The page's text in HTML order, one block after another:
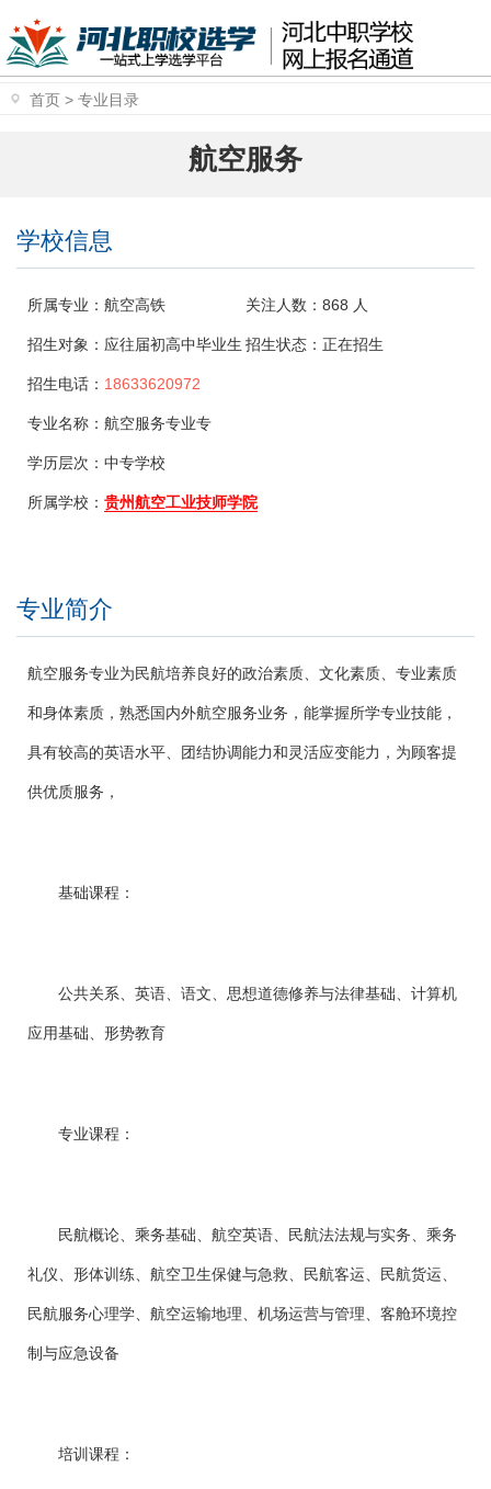
首页 > 专业目录
航空服务
学校信息
所属专业： 航空高铁 关注人数： 868 人
招生对象： 应往届初高中毕业生 招生状态： 正在招生
招生电话： 18633620972
专业名称： 航空服务专业专
学历层次： 中专学校
所属学校： 贵州航空工业技师学院
专业简介
航空服务专业为民航培养良好的政治素质、文化素质、专业素质
和身体素质，熟悉国内外航空服务业务，能掌握所学专业技能，
具有较高的英语水平、团结协调能力和灵活应变能力，为顾客提
供优质服务，
基础课程：
公共关系、英语、语文、思想道德修养与法律基础、计算机
应用基础、形势教育
专业课程：
民航概论、乘务基础、航空英语、民航法法规与实务、乘务
礼仪、形体训练、航空卫生保健与急救、民航客运、民航货运、
民航服务心理学、航空运输地理、机场运营与管理、客舱环境控
制与应急设备
培训课程：